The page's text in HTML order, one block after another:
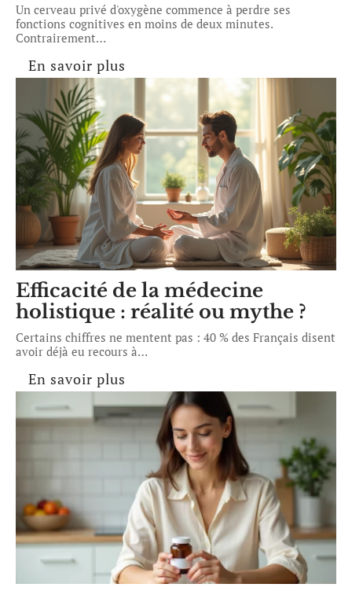
Un cerveau privé d'oxygène commence à perdre ses
fonctions cognitives en moins de deux minutes.
Contrairement…
En savoir plus
Efficacité de la médecine
holistique : réalité ou mythe ?
Certains chiffres ne mentent pas : 40 % des Français disent
avoir déjà eu recours à…
En savoir plus